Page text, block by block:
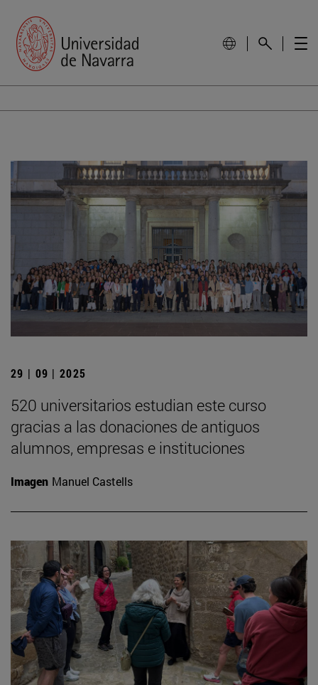
29 | 09 | 2025
520 universitarios estudian este curso
gracias a las donaciones de antiguos
alumnos, empresas e instituciones
Imagen Manuel Castells